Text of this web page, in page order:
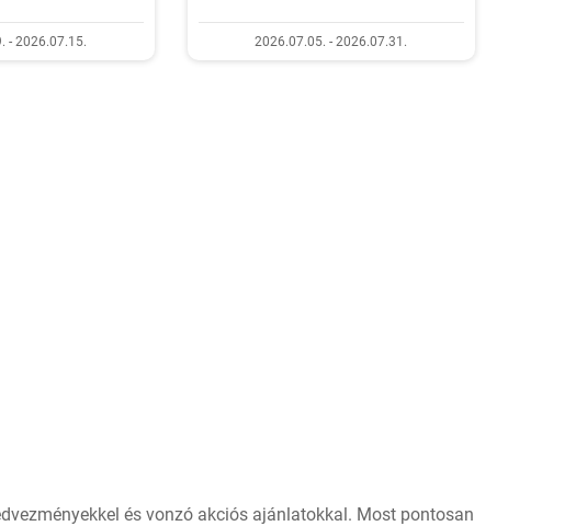
- 2026.07.15. 2026.07.05. - 2026.07.31.
és vonzó akciós ajánlatokkal. Most pontosan